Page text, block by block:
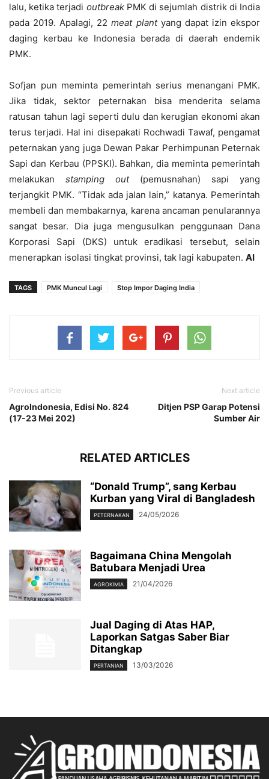
lalu, ketika terjadi outbreakPMK di sejumlah distrik di India
pada 2019. Apalagi, 22meat plantyang dapat izin ekspor
daging kerbau ke Indonesia berada di daerah endemik
PMK.
Sofjan pun meminta pemerintah serius menangani PMK.
Jika tidak, sektor peternakan bisa menderita selama
ratusan tahun lagi seperti dulu dan kerugian ekonomi akan
terus terjadi. Hal ini disepakati Rochwadi Tawaf, pengamat
peternakan yang juga Dewan Pakar Perhimpunan Peternak
Sapi dan Kerbau (PPSKI). Bahkan, dia meminta pemerintah
melakukan stamping out(pemusnahan) sapi yang
terjangkit PMK. “Tidak ada jalan lain,” katanya. Pemerintah
membeli dan membakarnya, karena ancaman penularannya
sangat besar. Dia juga mengusulkan penggunaan Dana
Korporasi Sapi (DKS) untuk eradikasi tersebut, selain
menerapkan isolasi tingkat provinsi, tak lagi kabupaten. AI
TAGS PMK Muncul Lagi Stop Impor Daging India
Previous article
AgroIndonesia, Edisi No. 824
(17-23 Mei 202)
Next article
Ditjen PSP Garap Potensi
Sumber Air
RELATED ARTICLES
“Donald Trump”, sang Kerbau
Kurban yang Viral di Bangladesh
PETERNAKAN 24/05/2026
Bagaimana China Mengolah
Batubara Menjadi Urea
AGROKIMIA 21/04/2026
Jual Daging di Atas HAP,
Laporkan Satgas Saber Biar
Ditangkap
PERTANIAN 13/03/2026